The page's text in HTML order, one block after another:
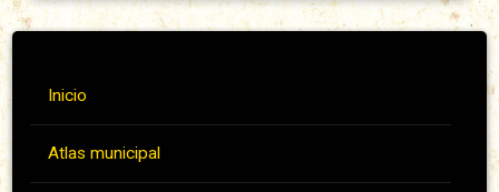
Inicio
Atlas municipal